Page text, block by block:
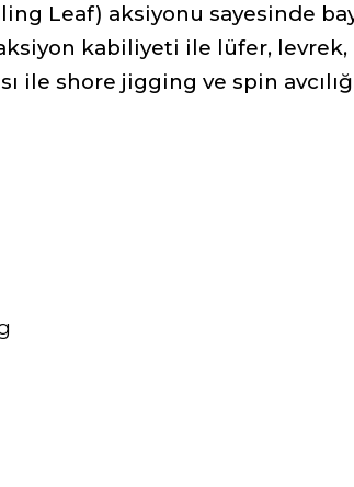
Leaf) aksiyonu sayesinde
kabiliyeti ile lüfer, levrek,
ile shore jigging ve spin